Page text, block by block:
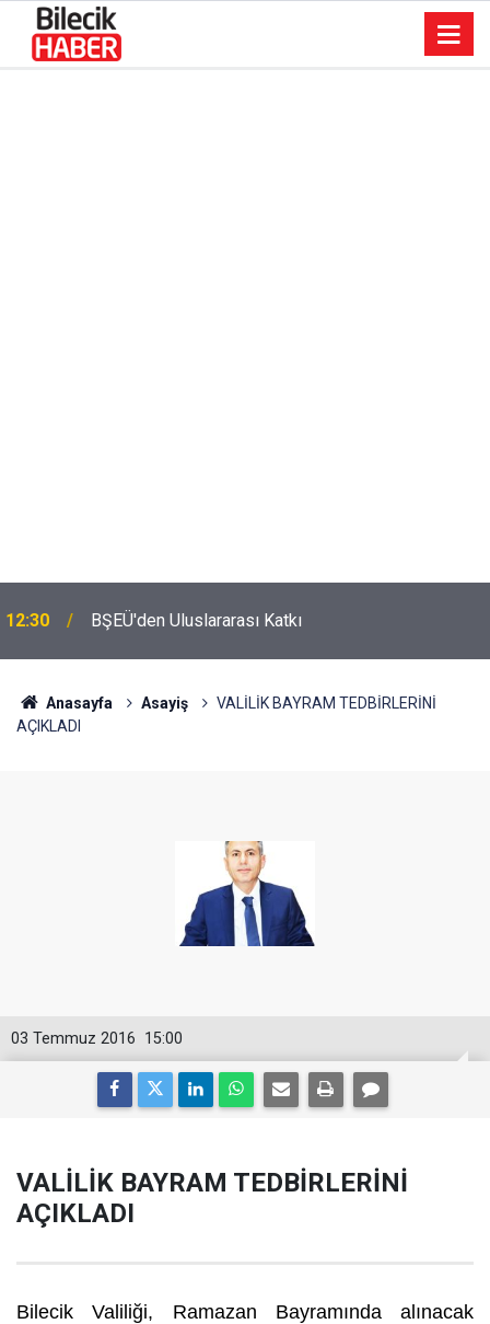
12:30 BŞEÜ'den Uluslararası Katkı
Anasayfa Asayiş
VALİLİK BAYRAM TEDBİRLERİNİ
AÇIKLADI
15:00
03 Temmuz 2016
VALİLİK BAYRAM TEDBİRLERİNİ
AÇIKLADI
Bilecik Valiliği, Ramazan Bayramında alınacak